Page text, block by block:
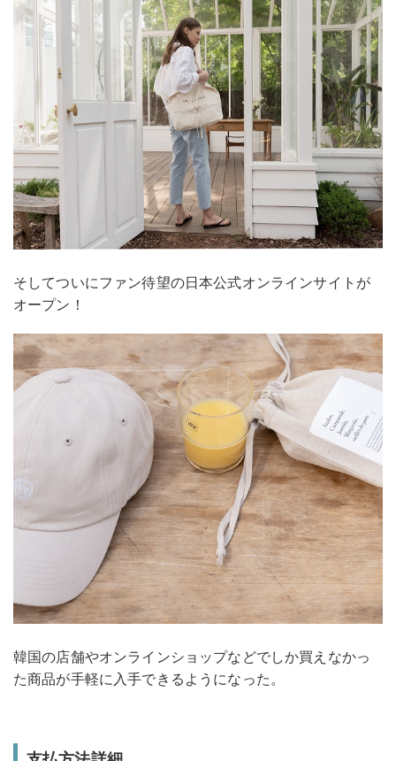
そしてついにファン待望の日本公式オンラインサイトが
オープン！
韓国の店舗やオンラインショップなどでしか買えなかっ
た商品が手軽に入手できるようになった。